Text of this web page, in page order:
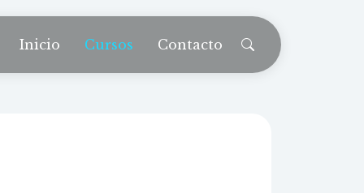
Inicio Cursos Contacto